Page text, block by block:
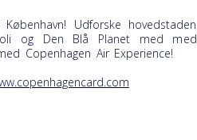
Udforske hovedstaden
og Den Blå Planet med med
Copenhagen Air Experience!